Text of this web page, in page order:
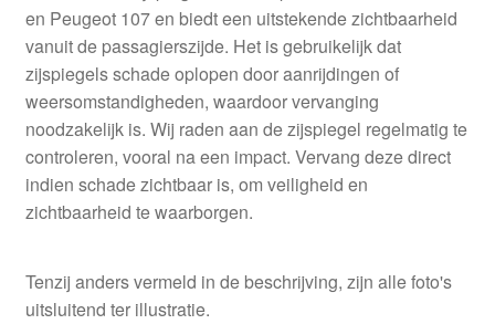
en Peugeot 107 en biedt een uitstekende zichtbaarheid
vanuit de passagierszijde. Het is gebruikelijk dat
zijspiegels schade oplopen door aanrijdingen of
weersomstandigheden, waardoor vervanging
noodzakelijk is. Wij raden aan de zijspiegel regelmatig te
controleren, vooral na een impact. Vervang deze direct
indien schade zichtbaar is, om veiligheid en
zichtbaarheid te waarborgen.
Tenzij anders vermeld in de beschrijving, zijn alle foto's
uitsluitend ter illustratie.